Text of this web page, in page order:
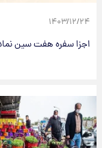
۱۴۰۳/۱۲/۲۴
اجزا سفره هفت سین